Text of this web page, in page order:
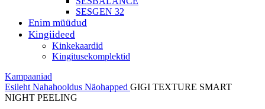
SESGEN 32
Enim müüdud
Kingiideed
Kinkekaardid
Kingitusekomplektid
Kampaaniad
EsilehtNahahooldus Näohapped GIGI TEXTURE SMART
NIGHT PEELING